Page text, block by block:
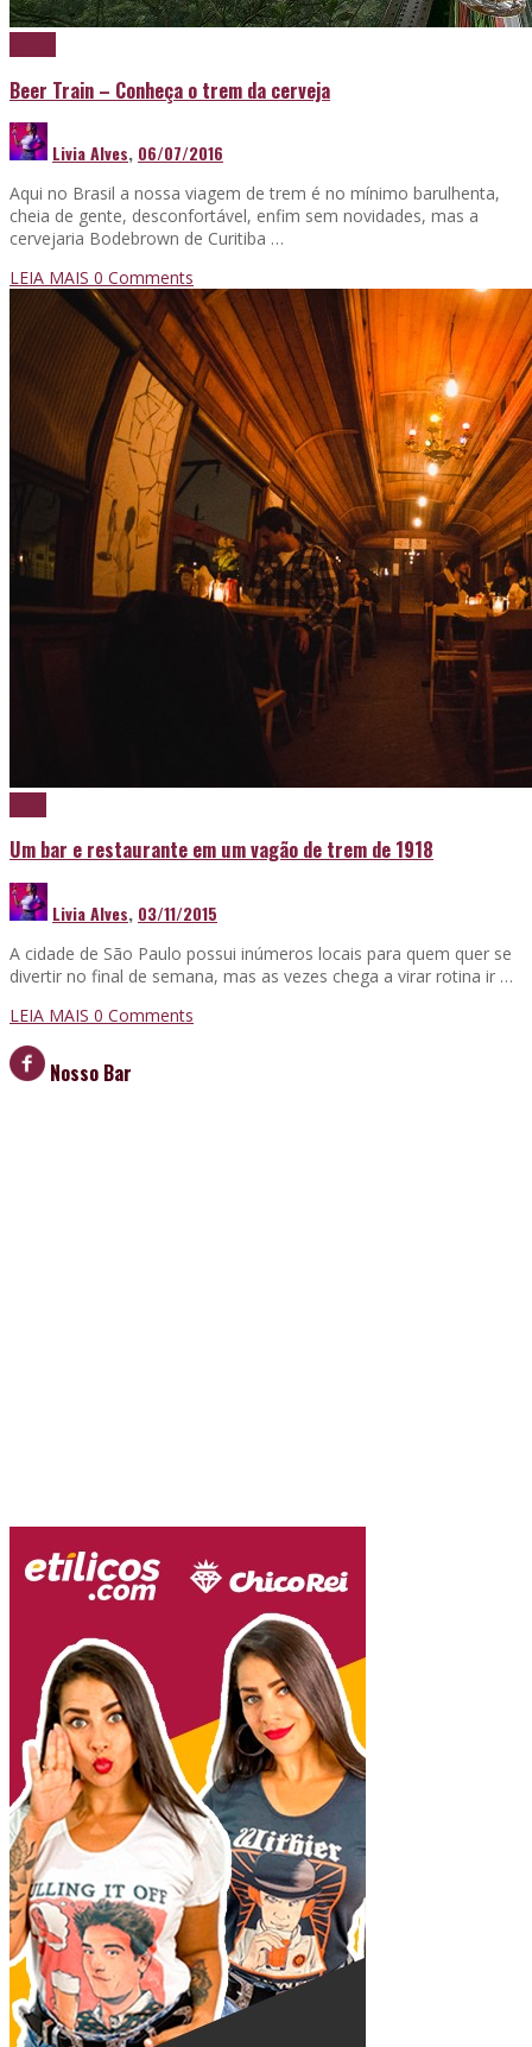
Beer Train – Conheça o trem da cerveja
Livia Alves, 06/07/2016
Aqui no Brasil a nossa viagem de trem é no mínimo barulhenta,
cheia de gente, desconfortável, enfim sem novidades, mas a
cervejaria Bodebrown de Curitiba …
LEIA MAIS 0 Comments
Um bar e restaurante em um vagão de trem de 1918
Livia Alves, 03/11/2015
A cidade de São Paulo possui inúmeros locais para quem quer se
divertir no final de semana, mas as vezes chega a virar rotina ir …
LEIA MAIS 0 Comments
Nosso Bar